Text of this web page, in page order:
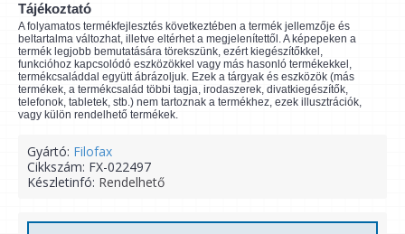
Tájékoztató
A folyamatos termékfejlesztés következtében a termék jellemzője és
beltartalma változhat, illetve eltérhet a megjelenítettől. A képepeken a
termék legjobb bemutatására törekszünk, ezért kiegészítőkkel,
funkcióhoz kapcsolódó eszközökkel vagy más hasonló termékekkel,
termékcsaláddal együtt ábrázoljuk. Ezek a tárgyak és eszközök (más
termékek, a termékcsalád többi tagja, irodaszerek, divatkiegészítők,
telefonok, tabletek, stb.) nem tartoznak a termékhez, ezek illusztrációk,
vagy külön rendelhető termékek.
Gyártó: Filofax
Cikkszám: FX-022497
Készletinfó: Rendelhető